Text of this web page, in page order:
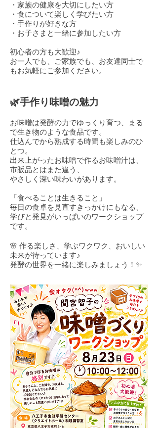
・家族の健康を大切にしたい方
・食について楽しく学びたい方
・手作りが好きな方
・お子さまと一緒に参加したい方
初心者の方も大歓迎♪
お一人でも、ご家族でも、お友達同士で
もお気軽にご参加ください。
🌿手作り味噌の魅力
お味噌は発酵の力でゆっくり育つ、まる
で生き物のような食品です。
仕込んでから熟成する時間も楽しみのひ
とつ。
出来上がったお味噌で作るお味噌汁は、
市販品とはまた違う、
やさしく深い味わいがあります。
「食べることは生きること」
毎日の食卓を見直すきっかけにもなる、
学びと発見がいっぱいのワークショップ
です。
🌸 作る楽しさ、学ぶワクワク、おいしい
未来が待っています♪
発酵の世界を一緒に楽しみましょう！✨